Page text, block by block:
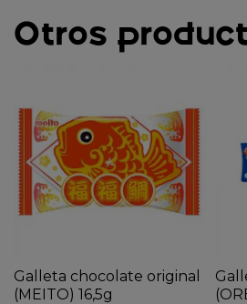
Otros
Galleta chocolate original
(MEITO) 16,5g